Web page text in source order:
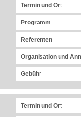
Termin und Ort
Programm
Referenten
Organisation und
Gebühr
Termin und Ort